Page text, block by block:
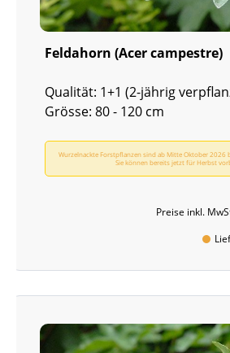
Feldahorn (Acer campestre)
Qualität: 1+1 (2-jährig
Grösse: 80 - 120 cm
Wurzelnackte Forstpflanzen sind ab Mitte Oktober 2026
Sie können bereits jetzt für Herbst
Preise inkl.